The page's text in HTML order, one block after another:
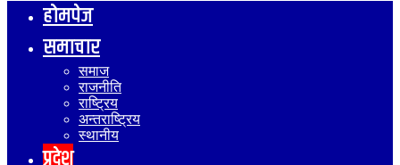
होमपेज
समाचार
समाज
राजनीति
राष्ट्रिय
अन्तराष्ट्रिय
स्थानीय